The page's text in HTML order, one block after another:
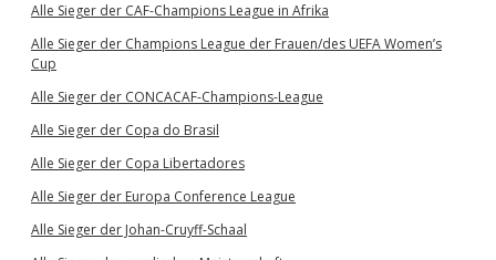
Alle Sieger der CAF-Champions League in Afrika
Alle Sieger der Champions League der Frauen/des UEFA Women’s
Cup
Alle Sieger der CONCACAF-Champions-League
Alle Sieger der Copa do Brasil
Alle Sieger der Copa Libertadores
Alle Sieger der Europa Conference League
Alle Sieger der Johan-Cruyff-Schaal